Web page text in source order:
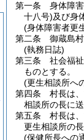
第一条
身体障
十八号)及び身
(身体障害者更
第二条
御蔵島
(執務日誌)
第三条
社会福
ものとする。
(更生相談所へ
第四条
村長は
相談所の長に
第五条
村長は
更生相談所の
(保健所長への